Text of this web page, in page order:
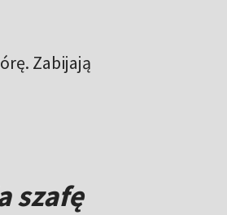
Zabijają
szafę